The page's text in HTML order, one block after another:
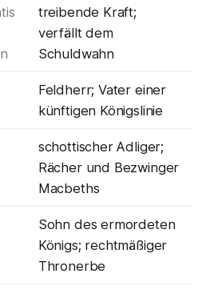
treibende Kraft;
verfällt dem
Schuldwahn
Feldherr; Vater einer
künftigen Königslinie
schottischer Adliger;
Rächer und Bezwinger
Macbeths
Sohn des ermordeten
Königs; rechtmäßiger
Thronerbe